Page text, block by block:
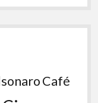
Café